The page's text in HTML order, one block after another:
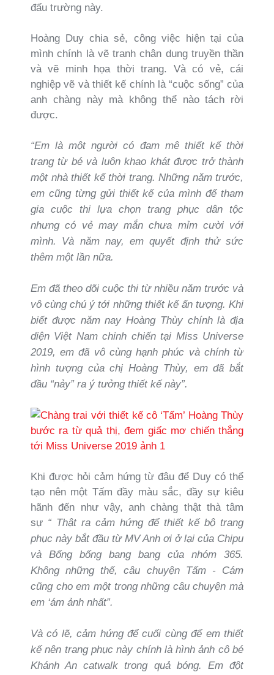
đấu trường này.
Hoàng Duy chia sẻ, công việc hiện tại của
mình chính là vẽ tranh chân dung truyền thần
và vẽ minh họa thời trang. Và có vẻ, cái
nghiệp vẽ và thiết kế chính là “cuộc sống” của
anh chàng này mà không thể nào tách rời
được.
“Em là một người có đam mê thiết kế thời
trang từ bé và luôn khao khát được trở thành
một nhà thiết kế thời trang. Những năm trước,
em cũng từng gửi thiết kế của mình để tham
gia cuộc thi lựa chọn trang phục dân tộc
nhưng có vẻ may mắn chưa mỉm cười với
mình. Và năm nay, em quyết định thử sức
thêm một lần nữa.
Em đã theo dõi cuộc thi từ nhiều năm trước và
vô cùng chú ý tới những thiết kế ấn tượng. Khi
biết được năm nay Hoàng Thùy chính là địa
diện Việt Nam chinh chiến tại Miss Universe
2019, em đã vô cùng hạnh phúc và chính từ
hình tượng của chị Hoàng Thùy, em đã bắt
đầu “nảy” ra ý tưởng thiết kế này”.
Khi được hỏi cảm hứng từ đâu để Duy có thể
tạo nên một Tấm đầy màu sắc, đầy sự kiêu
hãnh đến như vậy, anh chàng thật thà tâm
sự “ Thật ra cảm hứng để thiết kế bộ trang
phục này bắt đầu từ MV Anh ơi ở lại của Chipu
và Bống bống bang bang của nhóm 365.
Không những thế, câu chuyện Tấm - Cám
cũng cho em một trong những câu chuyện mà
em ‘ám ảnh nhất”.
Và có lẽ, cảm hứng để cuối cùng để em thiết
kế nên trang phục này chính là hình ảnh cô bé
Khánh An catwalk trong quả bóng. Em đột